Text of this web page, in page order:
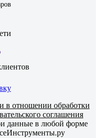
в отношении обработки
соглашения
данные в любой форме